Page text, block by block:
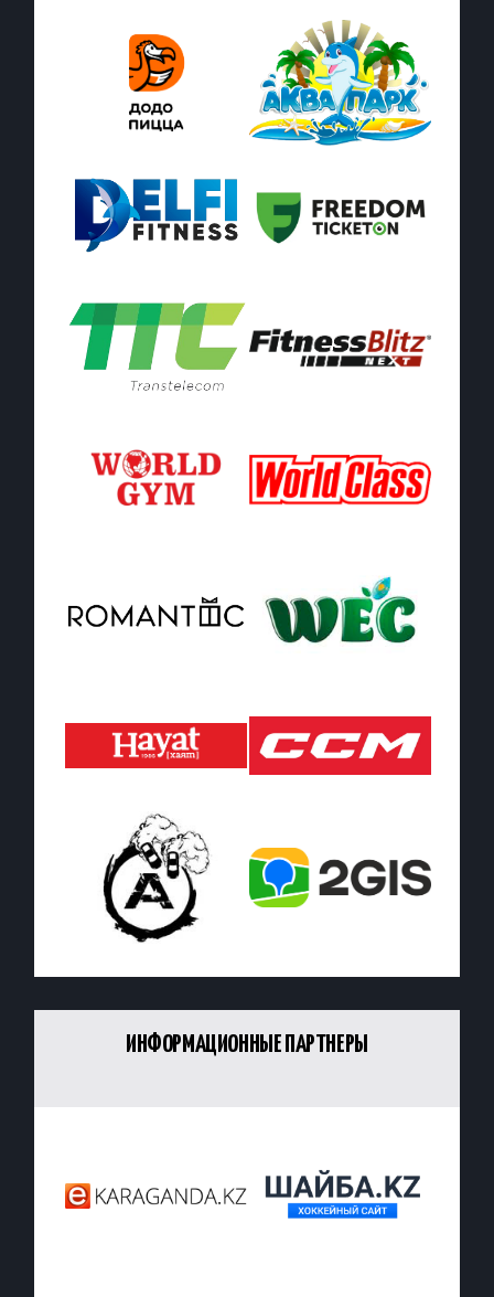
ИНФОРМАЦИОННЫЕ ПАРТНЕРЫ